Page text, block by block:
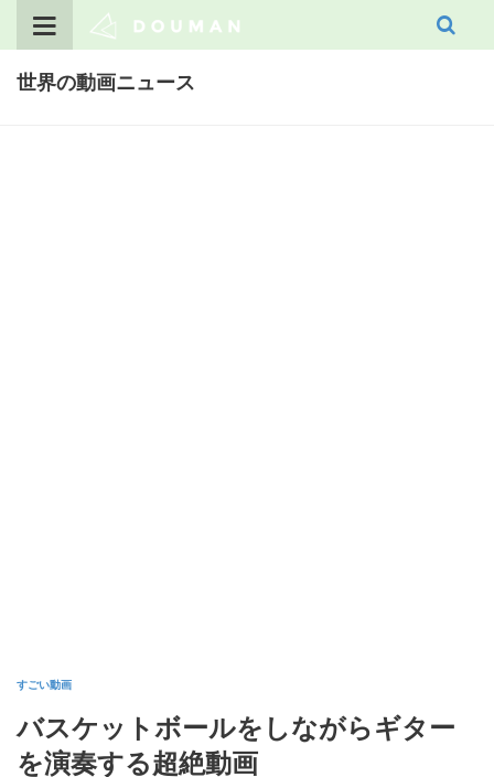
世界の動画ニュース
すごい動画
バスケットボールをしながらギター
を演奏する超絶動画